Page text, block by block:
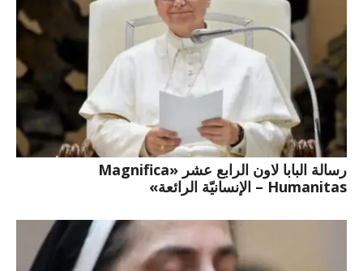
رسالة البابا لاون الرابع عشر «Magnifica
Humanitas – الإنسانيّة الرائعة»